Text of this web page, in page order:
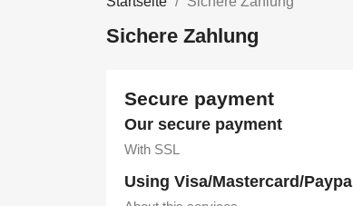
Sichere Zahlung
Secure payment
Our secure payment
With SSL
Using Visa/Mastercard/Paypal